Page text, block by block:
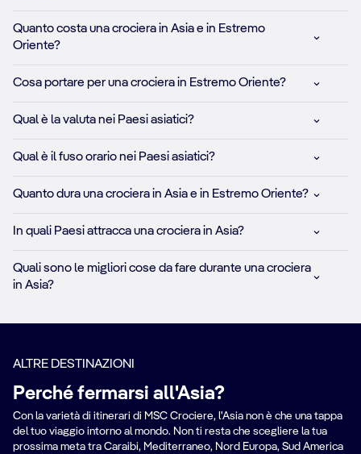
Quanto costa una crociera in Asia e in Estremo
Oriente?
Cosa portare per una crociera in Estremo Oriente?
Qual è la valuta nei Paesi asiatici?
Qual è il fuso orario nei Paesi asiatici?
Quanto dura una crociera in Asia e in Estremo Oriente?
In quali Paesi attracca una crociera in Asia?
Quali sono le migliori cose da fare durante una crociera
in Asia?
ALTRE DESTINAZIONI
Perché fermarsi all'Asia?
Con la varietà di itinerari di MSC Crociere, l'Asia non è che una tappa
del tuo viaggio intorno al mondo. Non ti resta che scegliere la tua
prossima meta tra Caraibi, Mediterraneo, Nord Europa, Sud America